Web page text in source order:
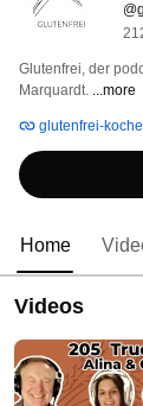
Glutenfrei, der
Marquardt. ...more
glutenfrei-
Home
Videos